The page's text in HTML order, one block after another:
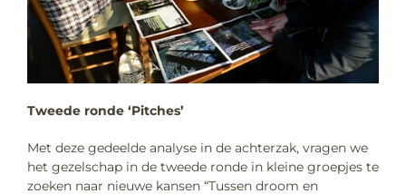
Tweede ronde ‘Pitches’
Met deze gedeelde analyse in de achterzak, vragen we
het gezelschap in de tweede ronde in kleine groepjes te
zoeken naar nieuwe kansen “Tussen droom en